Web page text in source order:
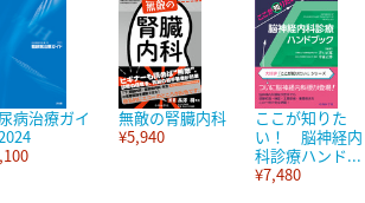
病治療ガイ
無敵の腎臓内科
¥5,940
ここが知りた
い！ 脳神経内
科診療ハンド...
¥7,480